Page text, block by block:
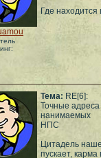
Где находится
Тема: RE[6]:
Точные адреса
нанимаемых
НПС
Цитадель
пускает,